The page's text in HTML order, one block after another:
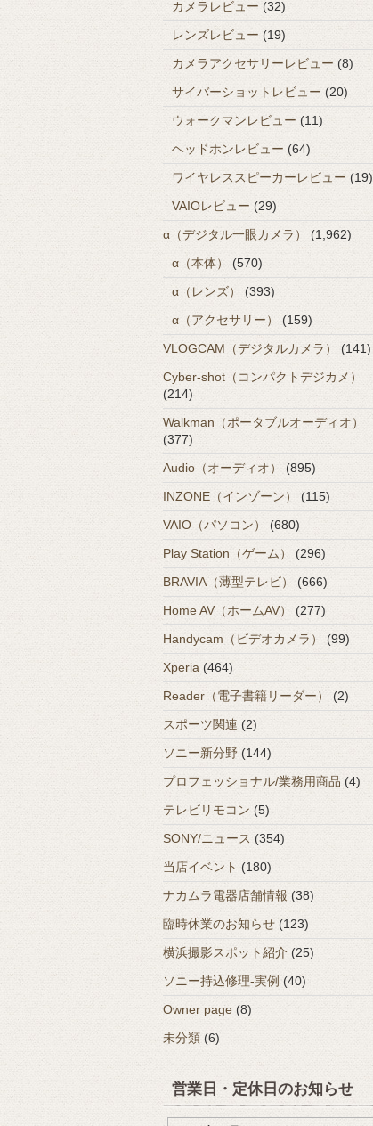
カメラレビュー (32)
レンズレビュー (19)
カメラアクセサリーレビュー (8)
サイバーショットレビュー (20)
ウォークマンレビュー (11)
ヘッドホンレビュー (64)
ワイヤレススピーカーレビュー (19)
VAIOレビュー (29)
α（デジタル一眼カメラ）
(1,962)
α（本体）
(570)
α（レンズ）
(393)
α（アクセサリー）
(159)
VLOGCAM（デジタルカメラ）
(141)
Cyber-shot（コンパクトデジカメ）
(214)
Walkman（ポータブルオーディオ）
(377)
Audio（オーディオ）
(895)
INZONE（インゾーン）
(115)
VAIO（パソコン）
(680)
Play Station（ゲーム）
(296)
BRAVIA（薄型テレビ）
(666)
Home AV（ホームAV）
(277)
Handycam（ビデオカメラ）
(99)
Xperia (464)
Reader（電子書籍リーダー）
(2)
スポーツ関連 (2)
ソニー新分野 (144)
プロフェッショナル/業務用商品 (4)
テレビリモコン (5)
SONY/ニュース (354)
当店イベント (180)
ナカムラ電器店舗情報 (38)
臨時休業のお知らせ (123)
横浜撮影スポット紹介 (25)
ソニー持込修理-実例 (40)
Owner page (8)
未分類 (6)
営業日・定休日のお知らせ